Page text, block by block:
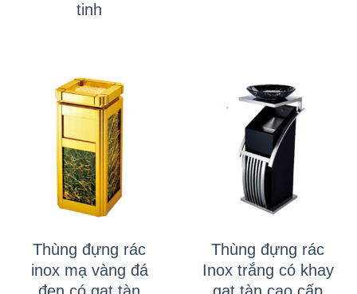
tinh
Thùng đựng rác
inox mạ vàng đá
Thùng đựng rác
Inox trắng có khay